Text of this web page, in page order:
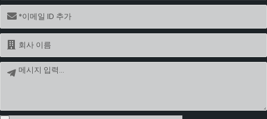
이
메
일
름